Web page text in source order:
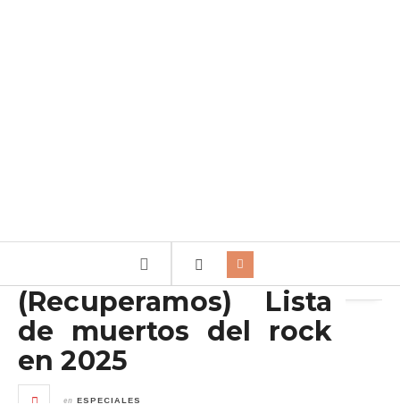
Muertos del Rock
(Recuperamos) Lista
de muertos del rock
en 2025
en ESPECIALES